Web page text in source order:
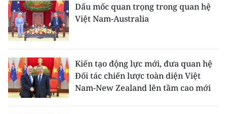
Dấu mốc quan trọng trong quan hệ
Việt Nam-Australia
Kiến tạo động lực mới, đưa quan hệ
Đối tác chiến lược toàn diện Việt
Nam-New Zealand lên tầm cao mới